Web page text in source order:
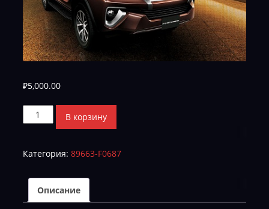
₽5,000.00
Количество
товара
Fortuner
89663-
В корзину
Категория: 89663-F0687
Описание